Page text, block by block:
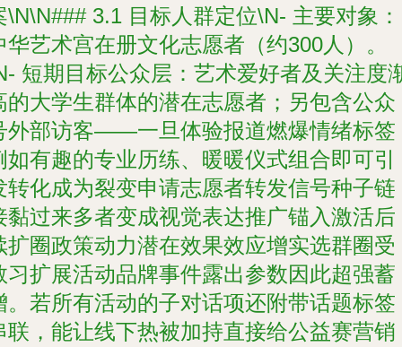
\N\N### 3.1 目标人群定位\N- 主要对象：
华艺术宫在册文化志愿者（约300人）。
短期目标公众层：艺术爱好者及关注度
的大学生群体的潜在志愿者；另包含公众
外部访客——一旦体验报道燃爆情绪标签
如有趣的专业历练、暖暖仪式组合即可引
转化成为裂变申请志愿者转发信号种子链
黏过来多者变成视觉表达推广锚入激活后
扩圈政策动力潜在效果效应增实选群圈受
习扩展活动品牌事件露出参数因此超强蓄
。若所有活动的子对话项还附带话题标签
联，能让线下热被加持直接给公益赛营销